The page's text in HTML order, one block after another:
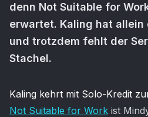
denn Not Suitable for
erwartet. Kaling hat allein
und trotzdem fehlt der
Stachel.
Artikel-Inhalt
Kaling kehrt mit Solo-Kredit
Not Suitable for Work ist